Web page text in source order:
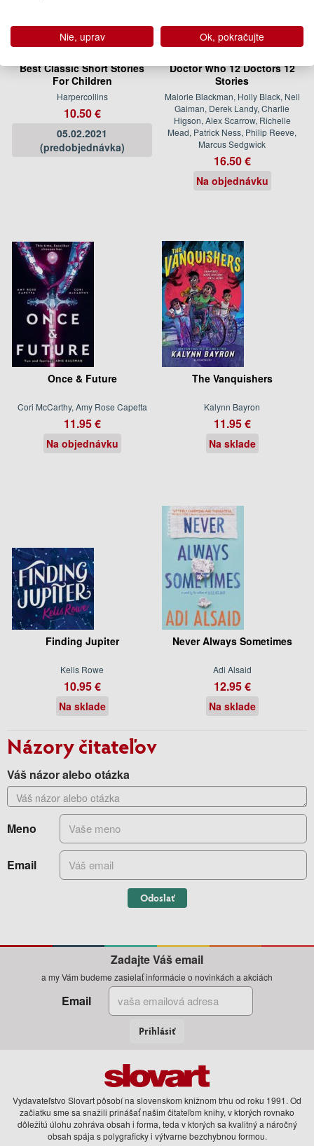
Best Classic Short Stories
For Children
Harpercollins
10.50 €
05.02.2021
(predobjednávka)
Doctor Who 12 Doctors 12
Stories
Malorie Blackman, Holly Black, Neil
Gaiman, Derek Landy, Charlie
Higson, Alex Scarrow, Richelle
Mead, Patrick Ness, Philip Reeve,
Marcus Sedgwick
16.50 €
Na objednávku
Once & Future
Cori McCarthy, Amy Rose Capetta
11.95 €
Na objednávku
The Vanquishers
Kalynn Bayron
11.95 €
Na sklade
Finding Jupiter
Kelis Rowe
10.95 €
Na sklade
Never Always Sometimes
Adi Alsaid
12.95 €
Na sklade
Názory čitateľov
Váš názor alebo otázka
Meno
Email
Odoslať
Zadajte Váš email
a my Vám budeme zasielať informácie o novinkách a akciách
Email
Prihlásiť
Vydavateľstvo Slovart pôsobí na slovenskom knižnom trhu od roku 1991. Od
začiatku sme sa snažili prinášať našim čitateľom knihy, v ktorých rovnako
dôležitú úlohu zohráva obsah i forma, teda v ktorých sa kvalitný a náročný
obsah spája s polygraficky i výtvarne bezchybnou formou.
Nie, uprav Ok, pokračujte